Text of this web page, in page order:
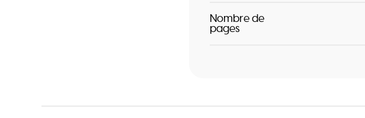
Nombre de
pages